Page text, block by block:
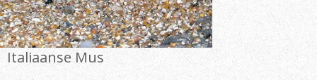
Italiaanse Mus